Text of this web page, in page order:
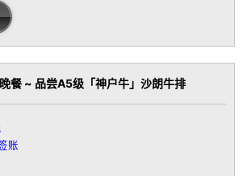
餐 ~ 品尝A5级「神户牛」沙朗牛排
账